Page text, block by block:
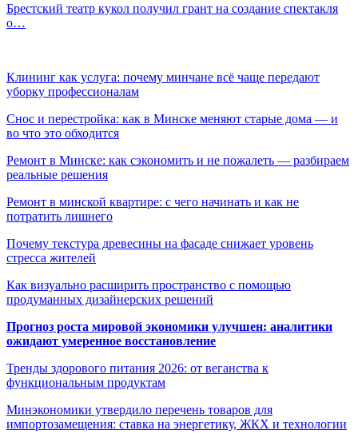
Брестский театр кукол получил грант на создание спектакля
о…
Клининг как услуга: почему минчане всё чаще передают
уборку профессионалам
Снос и перестройка: как в Минске меняют старые дома — и
во что это обходится
Ремонт в Минске: как сэкономить и не пожалеть — разбираем
реальные решения
Ремонт в минской квартире: с чего начинать и как не
потратить лишнего
Почему текстура древесины на фасаде снижает уровень
стресса жителей
Как визуально расширить пространство с помощью
продуманных дизайнерских решений
Прогноз роста мировой экономики улучшен: аналитики
ожидают умеренное восстановление
Тренды здорового питания 2026: от веганства к
функциональным продуктам
Минэкономики утвердило перечень товаров для
импортозамещения: ставка на энергетику, ЖКХ и технологии